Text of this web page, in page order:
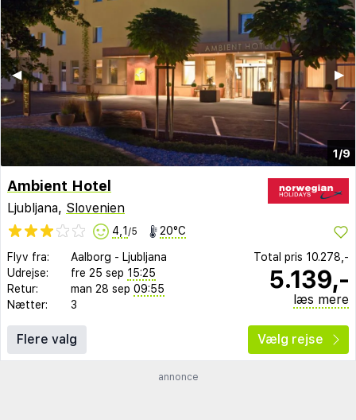
1/9
▶︎
◀︎
Ambient Hotel
Ljubljana, Slovenien
4,1 /5 20°C
Flyv fra: Aalborg - Ljubljana
Udrejse:
fre 25 sep 15:25
Retur:
man 28 sep 09:55
Nætter:
3
Total pris 10.278,-
5.139,-
læs mere
Flere valg Vælg rejse
annonce